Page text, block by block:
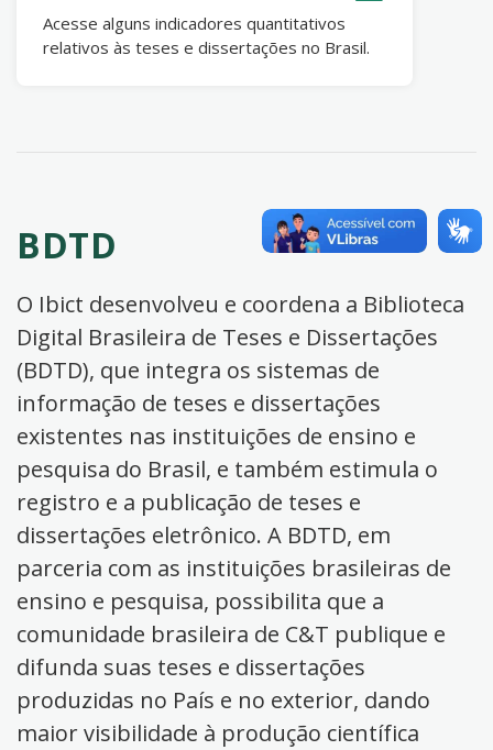
Acesse alguns indicadores quantitativos
relativos às teses e dissertações no Brasil.
BDTD
O Ibict desenvolveu e coordena a Biblioteca
Digital Brasileira de Teses e Dissertações
(BDTD), que integra os sistemas de
informação de teses e dissertações
existentes nas instituições de ensino e
pesquisa do Brasil, e também estimula o
registro e a publicação de teses e
dissertações eletrônico. A BDTD, em
parceria com as instituições brasileiras de
ensino e pesquisa, possibilita que a
comunidade brasileira de C&T publique e
difunda suas teses e dissertações
produzidas no País e no exterior, dando
maior visibilidade à produção científica